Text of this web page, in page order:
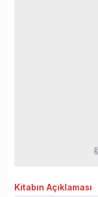
Kitabın Açıklaması